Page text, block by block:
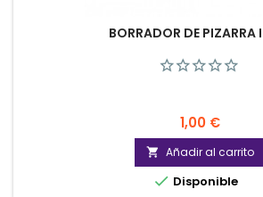
BORRADOR DE PIZARRA
Precio
1,00 €
 Añadir al carrito
 Disponible